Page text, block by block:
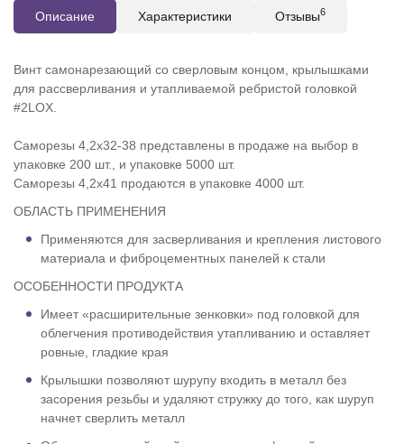
Описание Характеристики Отзывы6
Винт самонарезающий со сверловым концом, крылышками
для рассверливания и утапливаемой ребристой головкой
#2LOX.
Саморезы 4,2х32-38 представлены в продаже на выбор в
упаковке 200 шт., и упаковке 5000 шт.
Саморезы 4,2х41 продаются в упаковке 4000 шт.
ОБЛАСТЬ ПРИМЕНЕНИЯ
Применяются для засверливания и крепления листового
материала и фиброцементных панелей к стали
ОСОБЕННОСТИ ПРОДУКТА
Имеет «расширительные зенковки» под головкой для
облегчения противодействия утапливанию и оставляет
ровные, гладкие края
Крылышки позволяют шурупу входить в металл без
засорения резьбы и удаляют стружку до того, как шуруп
начнет сверлить металл